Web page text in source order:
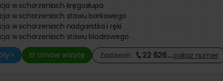
Onkologia
Leczenie zaburzeń odżywiania
Leczenie bólu
Leczenie bólu
Masaże
Medycyna pracy
w schorzeniach kręgosłupa
w schorzeniach stawu barkowego
w schorzeniach nadgarstka i ręki
w schorzeniach stawu biodrowego
»
Umów wizytę Zadzwoń: 22 626…pokaż numer